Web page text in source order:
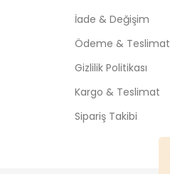
İade & Değişim
Ödeme & Teslimat
Gizlilik Politikası
Kargo & Teslimat
Sipariş Takibi